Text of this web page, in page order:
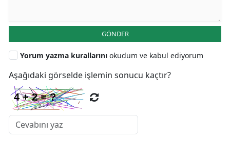
GÖNDER
Yorum yazma kurallarını okudum ve kabul ediyorum
Aşağıdaki görselde işlemin sonucu kaçtır?